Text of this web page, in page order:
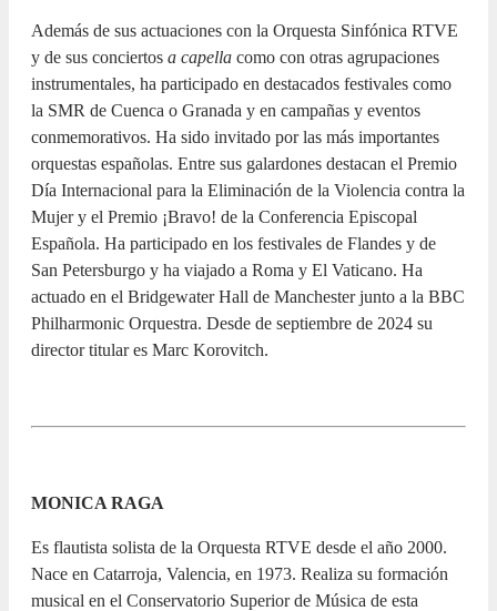
Además de sus actuaciones con la Orquesta Sinfónica RTVE
y de sus conciertos a capella como con otras agrupaciones
instrumentales, ha participado en destacados festivales como
la SMR de Cuenca o Granada y en campañas y eventos
conmemorativos. Ha sido invitado por las más importantes
orquestas españolas. Entre sus galardones destacan el Premio
Día Internacional para la Eliminación de la Violencia contra la
Mujer y el Premio ¡Bravo! de la Conferencia Episcopal
Española. Ha participado en los festivales de Flandes y de
San Petersburgo y ha viajado a Roma y El Vaticano. Ha
actuado en el Bridgewater Hall de Manchester junto a la BBC
Philharmonic Orquestra. Desde de septiembre de 2024 su
director titular es Marc Korovitch.
MONICA RAGA
Es flautista solista de la Orquesta RTVE desde el año 2000.
Nace en Catarroja, Valencia, en 1973. Realiza su formación
musical en el Conservatorio Superior de Música de esta